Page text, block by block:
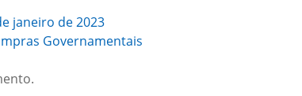
janeiro de 2023
Governamentais